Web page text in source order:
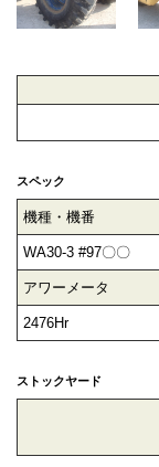
スペック
機種・機番
WA30-3 #97〇〇
アワーメータ
2476Hr
ストックヤード